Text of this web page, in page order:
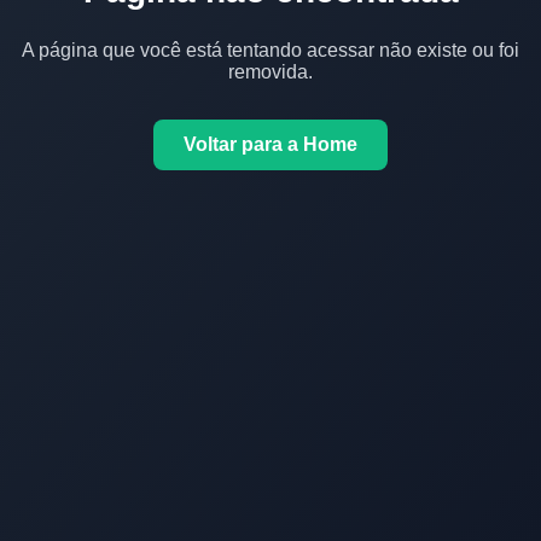
A página que você está tentando acessar não existe ou foi
removida.
Voltar para a Home